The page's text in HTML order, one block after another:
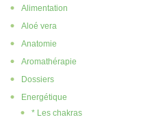
Alimentation
Aloé vera
Anatomie
Aromathérapie
Dossiers
Energétique
* Les chakras